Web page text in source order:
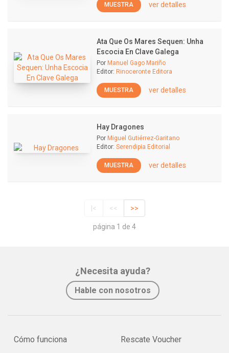
MUESTRA ver detalles
Ata Que Os Mares Sequen: Unha
Escocia En Clave Galega
Por Manuel Gago Mariño
Editor: Rinoceronte Editora
MUESTRA ver detalles
Hay Dragones
Por Miguel Gutiérrez-Garitano
Editor: Serendipia Editorial
MUESTRA ver detalles
|< << >>
página 1 de 4
¿Necesita ayuda?
Hable con nosotros
Cómo funciona Rescate Voucher